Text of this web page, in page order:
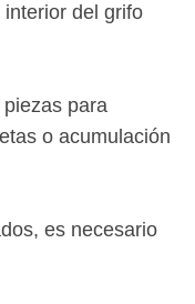
del grifo
para
o acumulación
es necesario